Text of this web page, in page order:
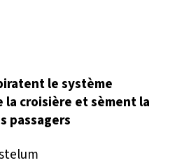
le système
croisière et sèment la
passagers